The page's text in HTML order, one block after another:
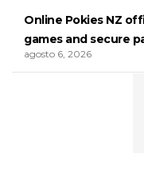
Online Pokies NZ
games and secure
agosto 6, 2026